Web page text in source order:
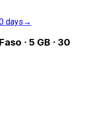
days →
· 5 GB · 30